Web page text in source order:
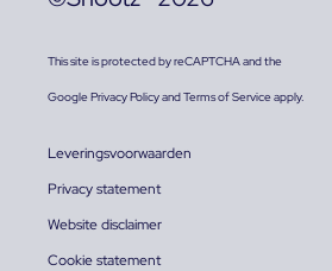
This site is protected by reCAPTCHA and the
GooglePrivacy PolicyandTerms of Serviceapply.
Leveringsvoorwaarden
Privacy statement
Website disclaimer
Cookie statement